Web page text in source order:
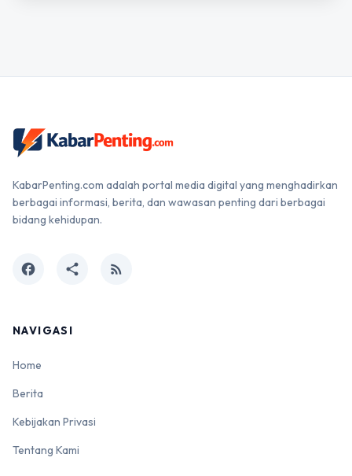
KabarPenting.com adalah portal media digital yang menghadirkan
berbagai informasi, berita, dan wawasan penting dari berbagai
bidang kehidupan.
facebook share rss_feed
NAVIGASI
Home
Berita
Kebijakan Privasi
Tentang Kami